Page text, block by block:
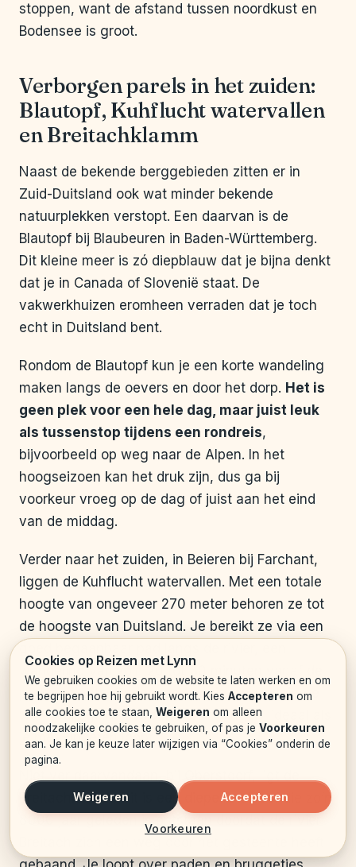
stoppen, want de afstand tussen noordkust en
Bodensee is groot.
Verborgen parels in het zuiden:
Blautopf, Kuhflucht watervallen
en Breitachklamm
Naast de bekende berggebieden zitten er in
Zuid-Duitsland ook wat minder bekende
natuurplekken verstopt. Een daarvan is de
Blautopf bij Blaubeuren in Baden-Württemberg.
Dit kleine meer is zó diepblauw dat je bijna denkt
dat je in Canada of Slovenië staat. De
vakwerkhuizen eromheen verraden dat je toch
echt in Duitsland bent.
Rondom de Blautopf kun je een korte wandeling
maken langs de oevers en door het dorp. Het is
geen plek voor een hele dag, maar juist leuk
als tussenstop tijdens een rondreis,
bijvoorbeeld op weg naar de Alpen. In het
hoogseizoen kan het druk zijn, dus ga bij
voorkeur vroeg op de dag of juist aan het eind
van de middag.
Verder naar het zuiden, in Beieren bij Farchant,
liggen de Kuhflucht watervallen. Met een totale
hoogte van ongeveer 270 meter behoren ze tot
de hoogste van Duitsland. Je bereikt ze via een
wandeling van zo’n 20 tot 30 minuten vanaf de
parkeerplaats. Onderweg kom je langs kleinere
watervalletjes en stroomversnellingen, ideaal als
je met kinderen loopt.
Breitachklamm. Dit is een diepe rotskloof die zo’n
8000 jaar geleden is ontstaan doordat de rivier
Cookies op Reizen met Lynn
We gebruiken cookies om de website te laten werken en om
te begrijpen hoe hij gebruikt wordt. Kies Accepteren om
alle cookies toe te staan, Weigeren om alleen
noodzakelijke cookies te gebruiken, of pas je Voorkeuren
aan. Je kan je keuze later wijzigen via “Cookies” onderin de
pagina.
Weigeren
Voorkeuren
Accepteren